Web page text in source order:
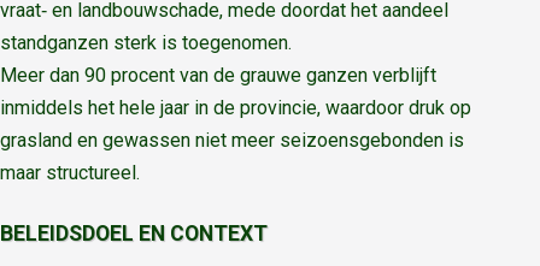
vraat‑ en landbouwschade, mede doordat het aandeel
standganzen sterk is toegenomen.
Meer dan 90 procent van de grauwe ganzen verblijft
inmiddels het hele jaar in de provincie, waardoor druk op
grasland en gewassen niet meer seizoensgebonden is
maar structureel.
BELEIDSDOEL EN CONTEXT